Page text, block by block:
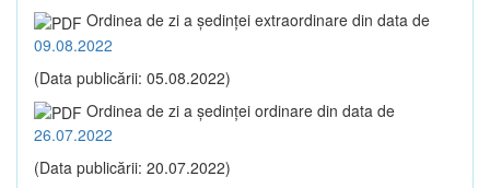
Ordinea de zi a şedinţei extraordinare din data de
09.08.2022
(Data publicării: 05.08.2022)
Ordinea de zi a şedinţei ordinare din data de
26.07.2022
(Data publicării: 20.07.2022)